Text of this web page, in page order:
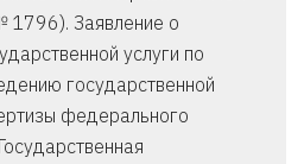
Заявление о
услуги по
государственной
федерального